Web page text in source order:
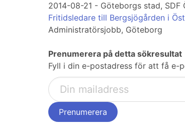
2014-08-21 - Göteborgs stad, SDF
Fritidsledare till Bergsjögården i
Administratörsjobb, Göteborg
Prenumerera på detta sökresultat
Fyll i din e-postadress för att få e-